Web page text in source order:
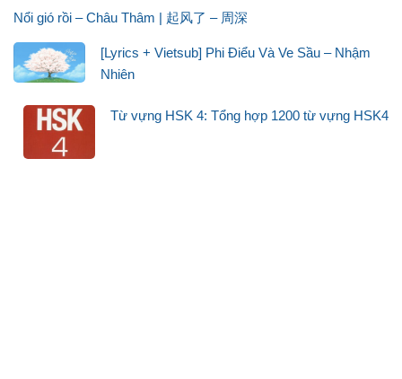
Nổi gió rồi – Châu Thâm | 起风了 – 周深
[Lyrics + Vietsub] Phi Điểu Và Ve Sầu – Nhậm
Nhiên
Từ vựng HSK 4: Tổng hợp 1200 từ vựng HSK4